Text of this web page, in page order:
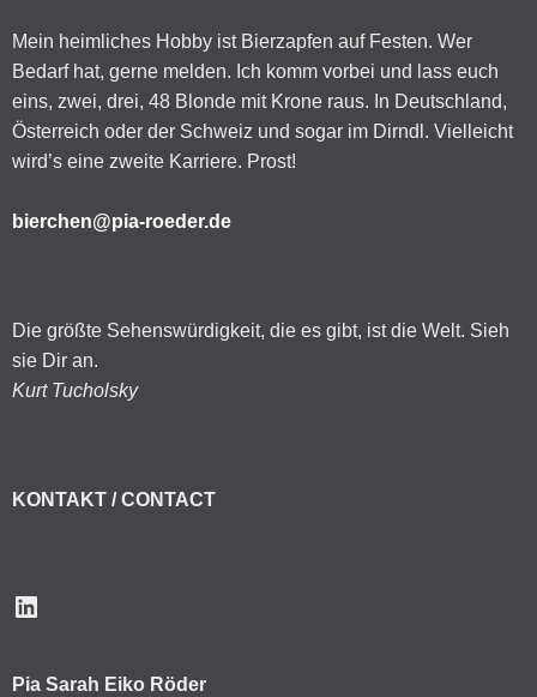
Mein heimliches Hobby ist Bierzapfen auf Festen. Wer
Bedarf hat, gerne melden. Ich komm vorbei und lass euch
eins, zwei, drei, 48 Blonde mit Krone raus. In Deutschland,
Österreich oder der Schweiz und sogar im Dirndl. Vielleicht
wird’s eine zweite Karriere. Prost!
bierchen@pia-roeder.de
Die größte Sehenswürdigkeit, die es gibt, ist die Welt. Sieh
sie Dir an.
Kurt Tucholsky
KONTAKT / CONTACT
LinkedIn
Pia Sarah Eiko Röder